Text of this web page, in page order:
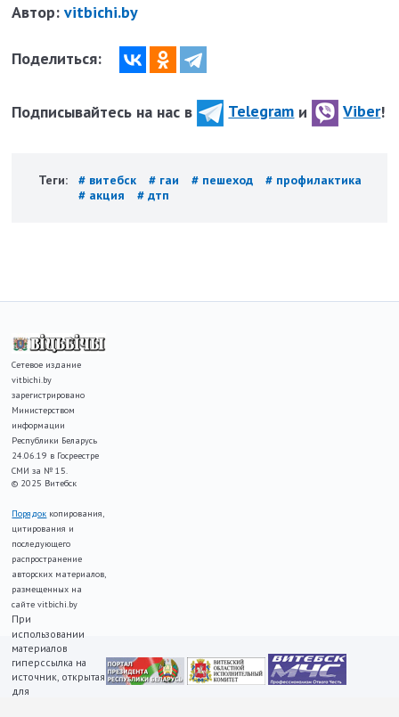
Автор:vitbichi.by
Поделиться:
Подписывайтесь на нас в Telegram и Viber!
Теги: # витебск # гаи # пешеход
# профилактика
# акция
# дтп
Сетевое издание
vitbichi.by
зарегистрировано
Министерством
информации
Республики Беларусь
24.06.19 в Госреестре
СМИ за № 15.
© 2025 Витебск
Порядок копирования,
цитирования и
последующего
распространение
авторских материалов,
размещенных на
сайте vitbichi.by
При
использовании
материалов
гиперссылка на
источник, открытая
для